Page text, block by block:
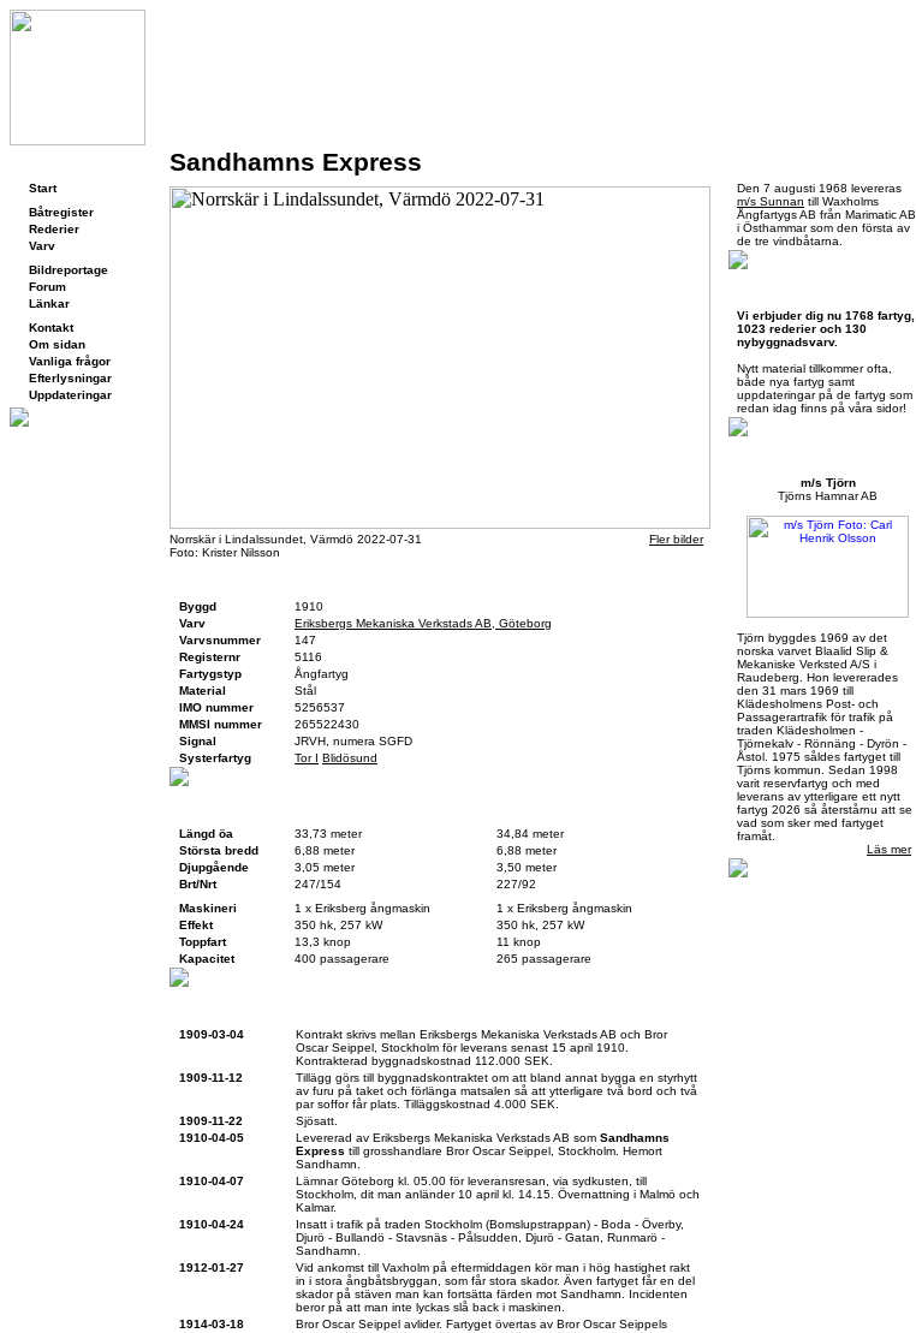
Start
Båtregister
Rederier
Varv
Bildreportage
Forum
Länkar
Kontakt
Om sidan
Vanliga frågor
Efterlysningar
Uppdateringar
Sandhamns Express
Norrskär i Lindalssundet, Värmdö 2022-07-31
Foto: Krister Nilsson
Fler bilder
Byggd
1910
Varv
Eriksbergs Mekaniska Verkstads AB, Göteborg
Varvsnummer
147
Registernr
5116
Fartygstyp
Ångfartyg
Material
Stål
IMO nummer
5256537
MMSI nummer
265522430
Signal
JRVH, numera SGFD
Systerfartyg
Tor I Blidösund
Längd öa
33,73 meter
34,84 meter
Största bredd
6,88 meter
6,88 meter
Djupgående
3,05 meter
3,50 meter
Brt/Nrt
247/154
227/92
Maskineri
1 x Eriksberg ångmaskin
1 x Eriksberg ångmaskin
Effekt
350 hk, 257 kW
350 hk, 257 kW
Toppfart
13,3 knop
11 knop
Kapacitet
400 passagerare 265 passagerare
1909-03-04
Kontrakt skrivs mellan Eriksbergs Mekaniska Verkstads AB och Bror
Oscar Seippel, Stockholm för leverans senast 15 april 1910.
Kontrakterad byggnadskostnad 112.000 SEK.
1909-11-12
Tillägg görs till byggnadskontraktet om att bland annat bygga en styrhytt
av furu på taket och förlänga matsalen så att ytterligare två bord och två
par soffor får plats. Tilläggskostnad 4.000 SEK.
1909-11-22
Sjösatt.
1910-04-05
Levererad av Eriksbergs Mekaniska Verkstads AB som Sandhamns
Express till grosshandlare Bror Oscar Seippel, Stockholm. Hemort
Sandhamn.
1910-04-07
Lämnar Göteborg kl. 05.00 för leveransresan, via sydkusten, till
Stockholm, dit man anländer 10 april kl. 14.15. Övernattning i Malmö och
Kalmar.
1910-04-24
Insatt i trafik på traden Stockholm (Bomslupstrappan) - Boda - Överby,
Djurö - Bullandö - Stavsnäs - Pålsudden, Djurö - Gatan, Runmarö -
Sandhamn.
1912-01-27
Vid ankomst till Vaxholm på eftermiddagen kör man i hög hastighet rakt
in i stora ångbåtsbryggan, som får stora skador. Även fartyget får en del
skador på stäven man kan fortsätta färden mot Sandhamn. Incidenten
beror på att man inte lyckas slå back i maskinen.
1914-03-18
Bror Oscar Seippel avlider. Fartyget övertas av Bror Oscar Seippels
Den 7 augusti 1968 levereras
m/s Sunnan till Waxholms
Ångfartygs AB från Marimatic AB
i Östhammar som den första av
de tre vindbåtarna.
Vi erbjuder dig nu 1768 fartyg,
1023 rederier och 130
nybyggnadsvarv.
Nytt material tillkommer ofta,
både nya fartyg samt
uppdateringar på de fartyg som
redan idag finns på våra sidor!
m/s Tjörn
Tjörns Hamnar AB
Tjörn byggdes 1969 av det
norska varvet Blaalid Slip &
Mekaniske Verksted A/S i
Raudeberg. Hon levererades
den 31 mars 1969 till
Klädesholmens Post- och
Passagerartrafik för trafik på
traden Klädesholmen -
Tjörnekalv - Rönnäng - Dyrön -
Åstol. 1975 såldes fartyget till
Tjörns kommun. Sedan 1998
varit reservfartyg och med
leverans av ytterligare ett nytt
fartyg 2026 så återstårnu att se
vad som sker med fartyget
framåt.
Läs mer